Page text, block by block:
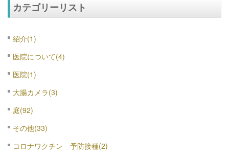
カテゴリーリスト
紹介(1)
医院について(4)
医院(1)
大腸カメラ(3)
庭(92)
その他(33)
コロナワクチン 予防接種(2)